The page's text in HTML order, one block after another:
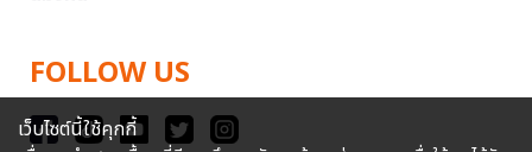
FOLLOW US
เว็บไซต์นี้ใช้คุกกี้